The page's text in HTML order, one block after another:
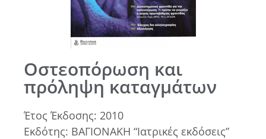
Οστεοπόρωση και
πρόληψη καταγμάτων
Έτος Έκδοσης: 2010
Εκδότης: ΒΑΓΙΟΝΑΚΗ “Ιατρικές εκδόσεις”